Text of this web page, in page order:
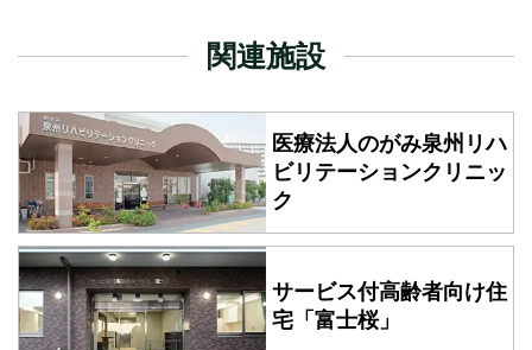
関連施設
医療法人のがみ泉州 リハ
ビリテーションクリニッ
ク
サービス付高齢者向け住
宅 「富士桜」